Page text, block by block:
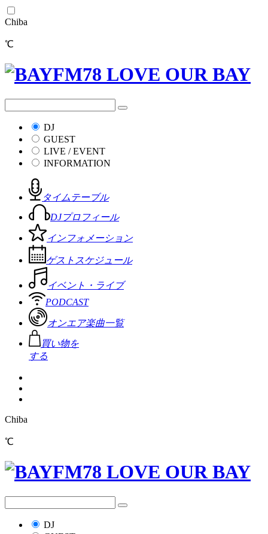
Chiba
℃
DJ
GUEST
LIVE / EVENT
INFORMATION
タイムテーブル
DJプロフィール
インフォメーション
ゲストスケジュール
イベント・ライブ
PODCAST
オンエア楽曲一覧
買い物を
する
Chiba
℃
DJ